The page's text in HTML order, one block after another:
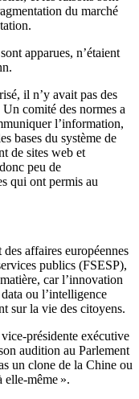
du marché
apparues, n’étaient
il n’y avait pas des
comité des normes a
l’information,
bases du système de
de sites web et
peu de
qui ont permis au
affaires européennes
publics (FSESP),
car l’innovation
ou l’intelligence
sur la vie des citoyens.
présidente exécutive
audition au Parlement
un clone de la Chine ou
elle-même ».